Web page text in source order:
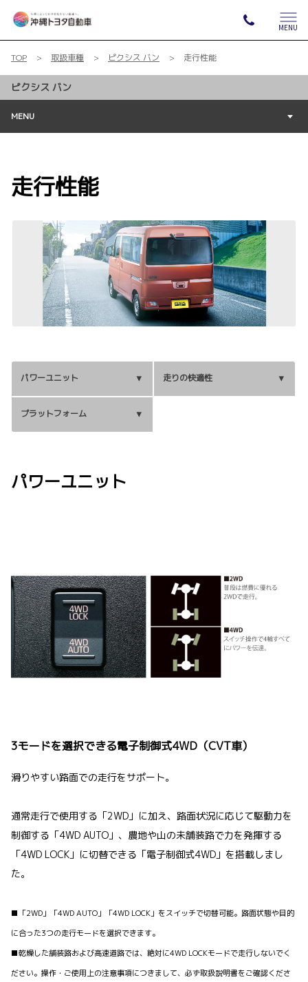
MENU
TOP 取扱車種 ピクシス バン 走行性能
ピクシス バン
MENU
走行性能
パワーユニット 走りの快適性
プラットフォーム
パワーユニット
3モードを選択できる電子制御式4WD（CVT車）
滑りやすい路面での走行をサポート。
通常走行で使用する「2WD」に加え、路面状況に応じて駆動力を
制御する「4WD AUTO」、農地や山の未舗装路で力を発揮する
「4WD LOCK」に切替できる「電子制御式4WD」を搭載しまし
た。
■「2WD」「4WD AUTO」「4WD LOCK」をスイッチで切替可能。路面状態や目的
に合った3つの走行モードを選択できます。
■乾燥した舗装路および高速道路では、絶対に4WD LOCKモードで走行しないでく
ださい。操作・ご使用上の注意事項につきまして、必ず取扱説明書をご確認くださ